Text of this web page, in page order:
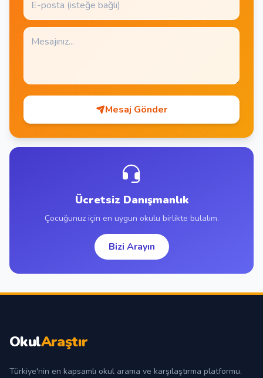
Mesaj Gönder
Ücretsiz Danışmanlık
Çocuğunuz için en uygun okulu birlikte bulalım.
Bizi Arayın
OkulAraştır
Türkiye'nin en kapsamlı okul arama ve karşılaştırma platformu.